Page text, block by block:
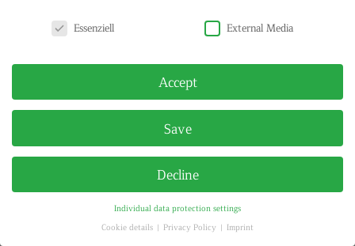
IMPRINT
PRIVACY POLICY
© HELGA MARIA KLOSTERFELDE | ALL RIGHTS RESERVED
Essenziell
External Media
Accept
Save
Decline
Individual data protection settings
Cookie details
Privacy Policy Imprint